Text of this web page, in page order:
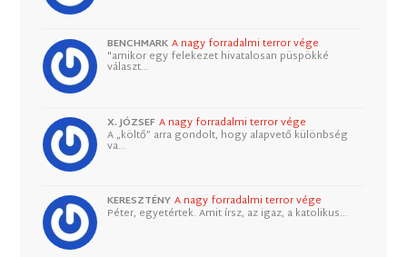
BENCHMARK A nagy forradalmi terror vége
"amikor egy felekezet hivatalosan püspökké
választ…
X. JÓZSEF A nagy forradalmi terror vége
A „költő” arra gondolt, hogy alapvető különbség
va…
KERESZTÉNY A nagy forradalmi terror vége
Péter, egyetértek. Amit írsz, az igaz, a katolikus…